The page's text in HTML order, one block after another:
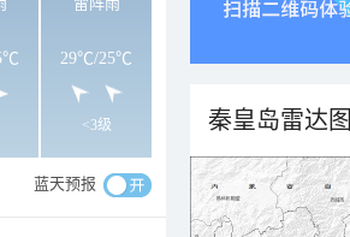
29℃/25℃
<3级
蓝天预报
秦皇岛雷达图